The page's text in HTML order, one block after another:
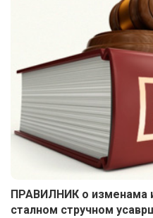
ПРАВИЛНИК о изменама
сталном стручном